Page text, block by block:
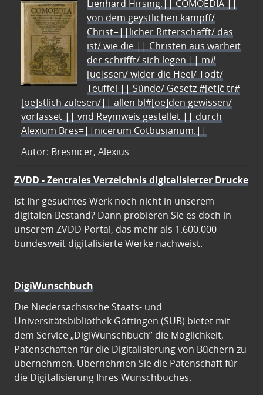
Lienhard Hirsing.|| COMOEDIA ||
von dem geystlichen kampff/
Christ=||licher Ritterschafft/ das
ist/ wie die || Christen aus warheit
der schrifft/ sich legen || m#
[ue]ssen/ wider die Heel/ Todt/
Teuffel || Sünde/ Gesetz #[et]c̃ tr#
[oe]stlich zulesen/|| allen bl#[oe]den gewissen/
vorfasset || vnd Reymweis gestellet || durch
Alexium Bres=||nicerum Cotbusianum.||
Autor: Bresnicer, Alexius
ZVDD - Zentrales Verzeichnis digitalisierter Drucke
Ist Ihr gesuchtes Werk noch nicht in unserem
digitalen Bestand? Dann probieren Sie es doch in
unserem ZVDD Portal, das mehr als 1.600.000
bundesweit digitalisierte Werke nachweist.
DigiWunschbuch
Die Niedersächsische Staats- und
Universitätsbibliothek Göttingen (SUB) bietet mit
dem Service „DigiWunschbuch” die Möglichkeit,
Patenschaften für die Digitalisierung von Büchern zu
übernehmen. Übernehmen Sie die Patenschaft für
die Digitalisierung Ihres Wunschbuches.